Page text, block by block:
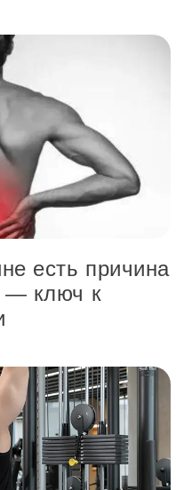
есть причина
— ключ к